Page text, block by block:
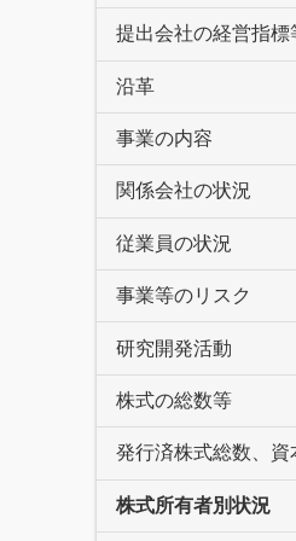
提出会社の経営指標
沿革
事業の内容
関係会社の状況
従業員の状況
事業等のリスク
研究開発活動
株式の総数等
発行済株式総数、資
株式所有者別状況